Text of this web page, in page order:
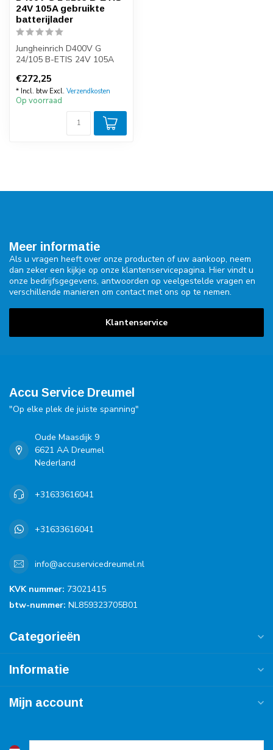
24V 105A gebruikte
batterijlader
Jungheinrich D400V G
24/105 B-ETIS 24V 105A
fasen, vo...
€272,25
* Incl. btw Excl. Verzendkosten
Op voorraad
Meer informatie
Als u vragen heeft over onze producten of uw aankoop, neem
dan zeker een kijkje op onze klantenservicepagina. Hier vindt u
onze bedrijfsgegevens, antwoorden op veelgestelde vragen en
verschillende manieren om contact met ons op te nemen.
Klantenservice
Accu Service Dreumel
"Op elke plek de juiste spanning"
Oude Maasdijk 9
6621 AA Dreumel
Nederland
+31633616041
+31633616041
info@accuservicedreumel.nl
KVK nummer: 73021415
btw-nummer: NL859323705B01
Categorieën
Informatie
Mijn account